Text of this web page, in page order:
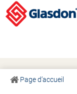
Page d’accueil